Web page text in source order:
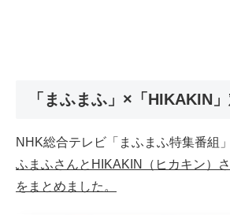
「まふまふ」×「HIKAKIN
NHK総合テレビ「まふまふ特集番組
ふまふさんとHIKAKIN（ヒカキン）
をまとめました。